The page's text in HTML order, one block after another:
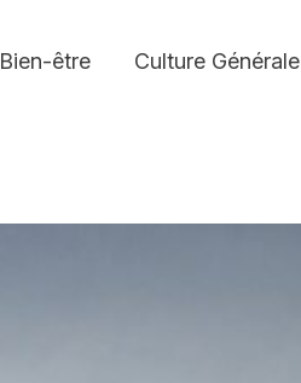
Bien-être Culture Générale